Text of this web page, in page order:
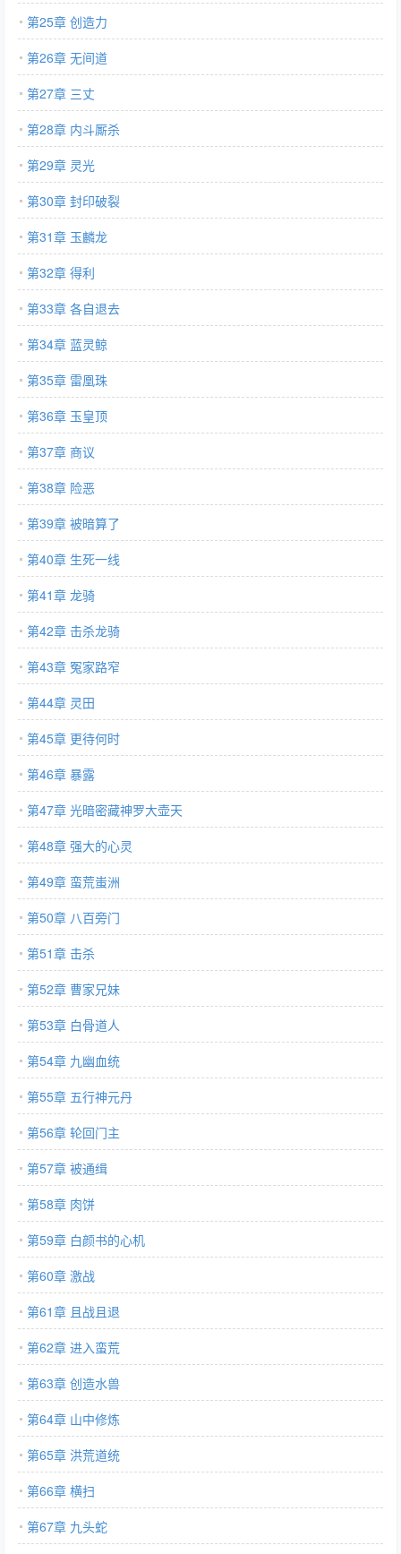
第25章 创造力
第26章 无间道
第27章 三丈
第28章 内斗厮杀
第29章 灵光
第30章 封印破裂
第31章 玉麟龙
第32章 得利
第33章 各自退去
第34章 蓝灵鲸
第35章 雷凰珠
第36章 玉皇顶
第37章 商议
第38章 险恶
第39章 被暗算了
第40章 生死一线
第41章 龙骑
第42章 击杀龙骑
第43章 冤家路窄
第44章 灵田
第45章 更待何时
第46章 暴露
第47章 光暗密藏神罗大壶天
第48章 强大的心灵
第49章 蛮荒蚩洲
第50章 八百旁门
第51章 击杀
第52章 曹家兄妹
第53章 白骨道人
第54章 九幽血统
第55章 五行神元丹
第56章 轮回门主
第57章 被通缉
第58章 肉饼
第59章 白颜书的心机
第60章 激战
第61章 且战且退
第62章 进入蛮荒
第63章 创造水兽
第64章 山中修炼
第65章 洪荒道统
第66章 横扫
第67章 九头蛇